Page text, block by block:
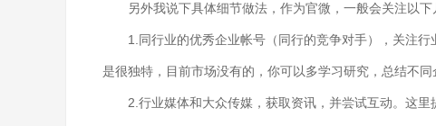
另外我说下具体细节做法，作为官微，一般会关注以下
1.同行业的优秀企业帐号（同行的竞争对手），关注
是很独特，目前市场没有的，你可以多学习研究，总结不
2.行业媒体和大众传媒，获取资讯，并尝试互动。这